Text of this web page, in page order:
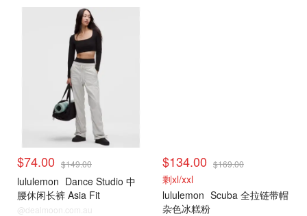
$74.00 $149.00
lululemon Dance Studio 中
腰休闲长裤 Asia Fit
@dealmoon.com.au
$134.00 $169.00
剩xl/xxl
lululemon Scuba 全拉链带帽
杂色冰糕粉